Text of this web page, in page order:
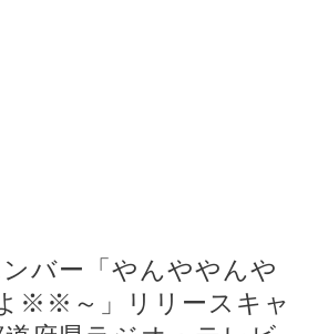
バー「やんややんや
※※～」リリースキャ